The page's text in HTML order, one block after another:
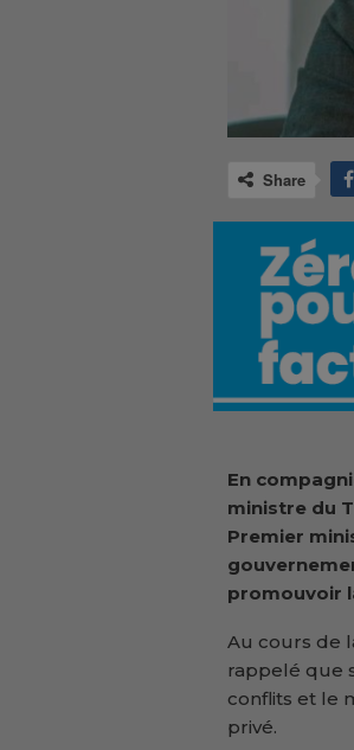
Share
En
ministre du
Premier
promouvoir
Au cours de
rappelé que
conflits et le
privé.